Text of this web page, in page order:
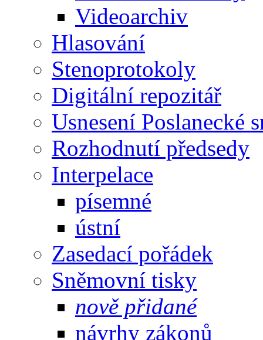
Videoarchiv
Hlasování
Stenoprotokoly
Digitální repozitář
Usnesení Poslanecké
Rozhodnutí předsedy
Interpelace
písemné
ústní
Zasedací pořádek
Sněmovní tisky
nově přidané
návrhy zákonů